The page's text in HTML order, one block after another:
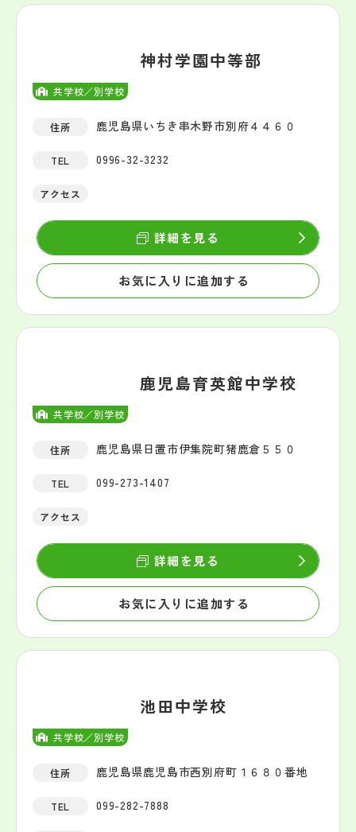
共学校／別学校
神村学園中等部
住所 鹿児島県いちき串木野市別府４４６０
TEL 0996-32-3232
アクセス
お気に入りに追加する
詳細を見る
共学校／別学校
鹿児島育英館中学校
住所 鹿児島県日置市伊集院町猪鹿倉５５０
TEL 099-273-1407
アクセス
お気に入りに追加する
詳細を見る
共学校／別学校
池田中学校
住所 鹿児島県鹿児島市西別府町１６８０番地
TEL 099-282-7888